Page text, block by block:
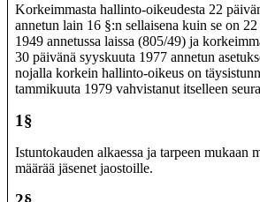
Korkeimmasta hallinto-oikeudesta 22
annetun lain 16 §:n sellaisena kuin se on
1949 annetussa laissa (805/49) ja
30 päivänä syyskuuta 1977 annetun
nojalla korkein hallinto-oikeus on
tammikuuta 1979 vahvistanut itselleen
1§
Istuntokauden alkaessa ja tarpeen mukaan
määrää jäsenet jaostoille.